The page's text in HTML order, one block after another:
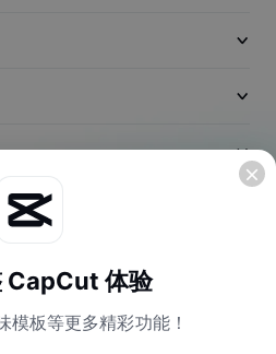
CapCut 体验
模板等更多精彩功能！